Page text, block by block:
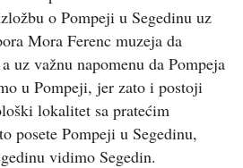
o Pompeji u Segedinu uz
Mora Ferenc muzeja da
uz važnu napomenu da Pompeja
u Pompeji, jer zato i postoji
lokalitet sa pratećim
posete Pompeji u Segedinu,
vidimo Segedin.